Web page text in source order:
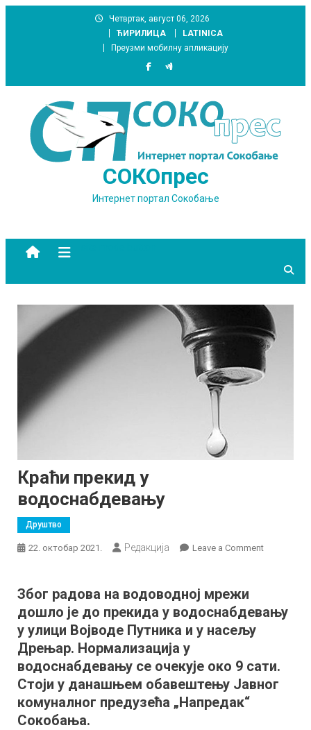
Четвртак, август 06, 2026
ЋИРИЛИЦА
LATINICA
Преузми мобилну апликацију
СОКОпрес
Интернет портал Сокобање
Краћи прекид у
водоснабдевању
Друштво
22. октобар 2021. Редакција Leave a Commenton
Због радова на водоводној мрежи
дошло је до прекида у водоснабдевању
у улици Војводе Путника и у насељу
Дрењар. Нормализација у
водоснабдевању се очекује око 9 сати.
Стоји у данашњем обавештењу Јавног
комуналног предузећа „Напредак“
Сокобања.